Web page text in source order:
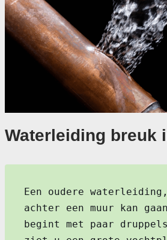
Waterleiding breuk
Een oudere waterleiding,
achter een muur kan
begint met paar